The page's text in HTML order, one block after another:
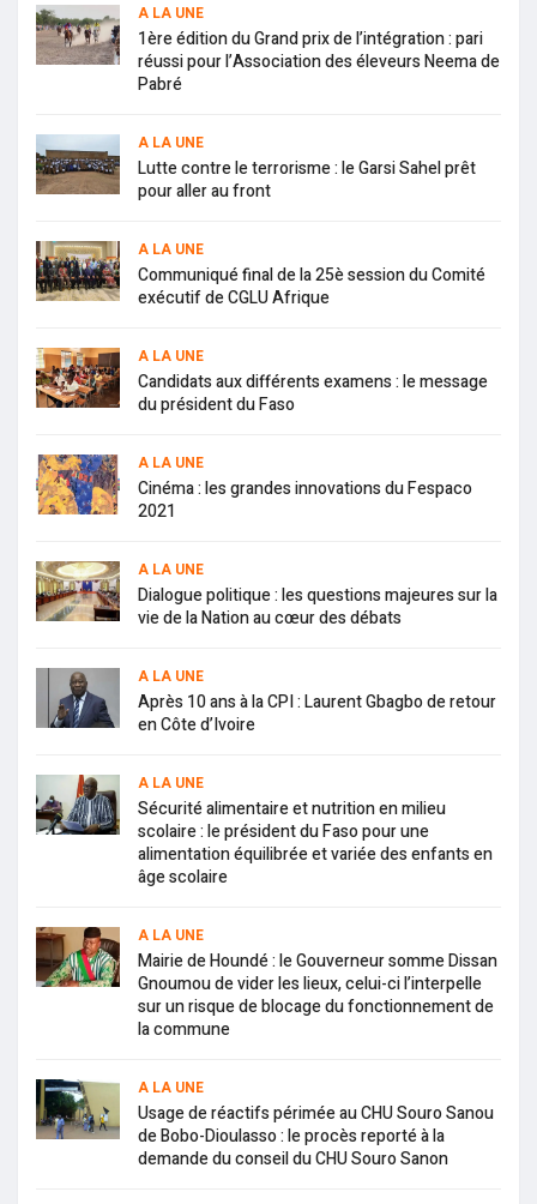
A LA UNE
1ère édition du Grand prix de l’intégration : pari
réussi pour l’Association des éleveurs Neema de
Pabré
A LA UNE
Lutte contre le terrorisme : le Garsi Sahel prêt
pour aller au front
A LA UNE
Communiqué final de la 25è session du Comité
exécutif de CGLU Afrique
A LA UNE
Candidats aux différents examens : le message
du président du Faso
A LA UNE
Cinéma : les grandes innovations du Fespaco
2021
A LA UNE
Dialogue politique : les questions majeures sur la
vie de la Nation au cœur des débats
A LA UNE
Après 10 ans à la CPI : Laurent Gbagbo de retour
en Côte d’Ivoire
A LA UNE
Sécurité alimentaire et nutrition en milieu
scolaire : le président du Faso pour une
alimentation équilibrée et variée des enfants en
âge scolaire
A LA UNE
Mairie de Houndé : le Gouverneur somme Dissan
Gnoumou de vider les lieux, celui-ci l’interpelle
sur un risque de blocage du fonctionnement de
la commune
A LA UNE
Usage de réactifs périmée au CHU Souro Sanou
de Bobo-Dioulasso : le procès reporté à la
demande du conseil du CHU Souro Sanon